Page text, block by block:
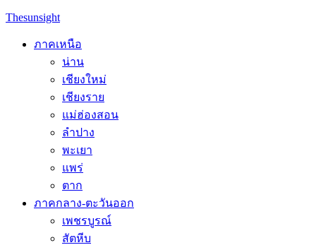
Skip
content
Thesunsight
ภาคเหนือ
น่าน
เชียงใหม่
เชียงราย
แม่ฮ่องสอน
ลำปาง
พะเยา
แพร่
ตาก
ภาคกลาง-ตะวันออก
เพชรบูรณ์
สัตหีบ